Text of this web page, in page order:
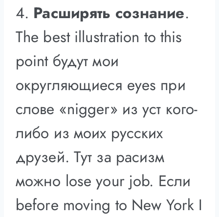
4. Расширять сознание.
The best illustration to this
point будут мои
округляющиеся eyes при
слове «nigger» из уст кого-
либо из моих русских
друзей. Тут за расизм
можно lose your job. Если
before moving to New York I